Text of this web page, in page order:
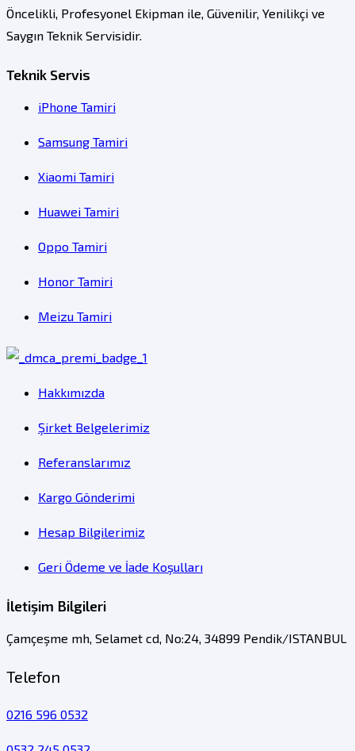
Öncelikli, Profesyonel Ekipman ile, Güvenilir, Yenilikçi ve
Saygın Teknik Servisidir.
Teknik Servis
iPhone Tamiri
Samsung Tamiri
Xiaomi Tamiri
Huawei Tamiri
Oppo Tamiri
Honor Tamiri
Meizu Tamiri
Hakkımızda
Şirket Belgelerimiz
Referanslarımız
Kargo Gönderimi
Hesap Bilgilerimiz
Geri Ödeme ve İade Koşulları
İletişim Bilgileri
Çamçeşme mh, Selamet cd, No:24, 34899 Pendik/ISTANBUL
Telefon
0216 596 0532